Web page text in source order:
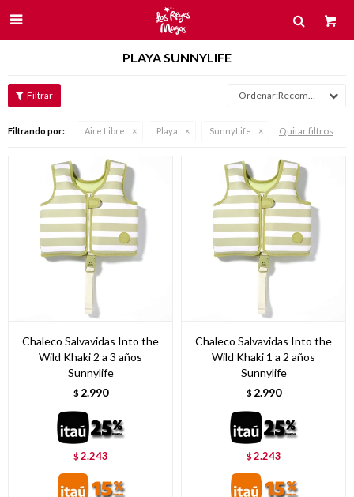

PLAYA SUNNYLIFE
Recomendados
Filtrando por: Aire Libre Playa SunnyLife Quitar filtros
Chaleco Salvavidas Into the
Wild Khaki 2 a 3 años
Sunnylife
$ 2.990
$2.243
Chaleco Salvavidas Into the
Wild Khaki 1 a 2 años
Sunnylife
$ 2.990
$2.243